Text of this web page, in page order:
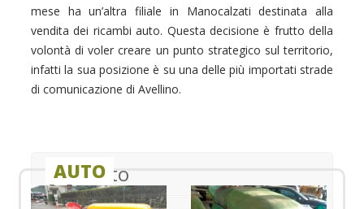
mese ha un’altra filiale in Manocalzati destinata alla
vendita dei ricambi auto. Questa decisione è frutto della
volontà di voler creare un punto strategico sul territorio,
infatti la sua posizione è su una delle più importati strade
di comunicazione di Avellino.
Auto
AUTO